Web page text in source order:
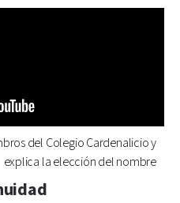
del Colegio Cardenalicio y
explica la elección del nombre